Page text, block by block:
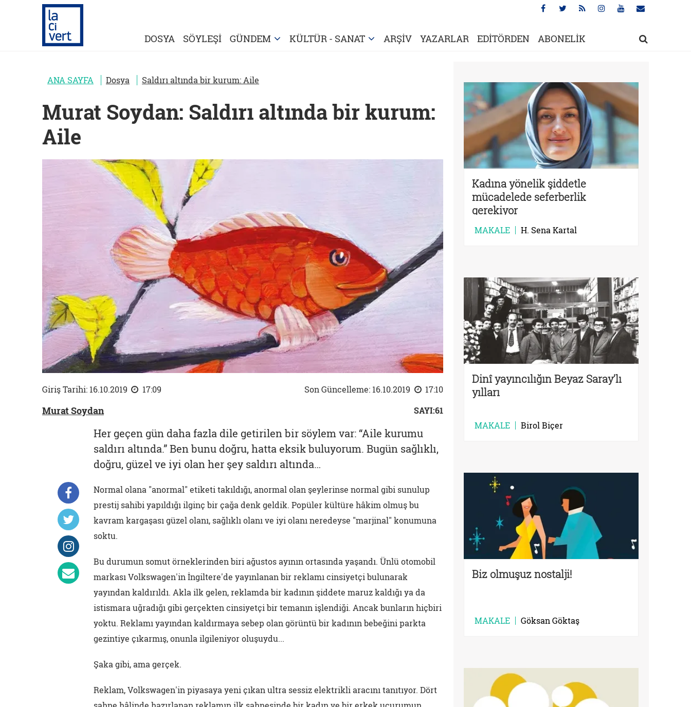
DOSYA SÖYLEŞİ GÜNDEM KÜLTÜR - SANAT ARŞİV YAZARLAR EDİTÖRDEN ABONELİK
ANA SAYFA Dosya Saldırı altında bir kurum: Aile
Murat Soydan: Saldırı altında bir kurum:
Aile
Giriş Tarihi: 16.10.2019 17:09 Son Güncelleme: 16.10.2019 17:10
Murat Soydan SAYI:61
Her geçen gün daha fazla dile getirilen bir söylem var: “Aile kurumu
saldırı altında.” Ben bunu doğru, hatta eksik buluyorum. Bugün sağlıklı,
doğru, güzel ve iyi olan her şey saldırı altında…
Normal olana "anormal" etiketi takıldığı, anormal olan şeylerinse normal gibi sunulup
prestij sahibi yapıldığı ilginç bir çağa denk geldik. Popüler kültüre hâkim olmuş bu
kavram kargaşası güzel olanı, sağlıklı olanı ve iyi olanı neredeyse "marjinal" konumuna
soktu.
Bu durumun somut örneklerinden biri ağustos ayının ortasında yaşandı. Ünlü otomobil
markası Volkswagen'in İngiltere'de yayınlanan bir reklamı cinsiyetçi bulunarak
yayından kaldırıldı. Akla ilk gelen, reklamda bir kadının şiddete maruz kaldığı ya da
istismara uğradığı gibi gerçekten cinsiyetçi bir temanın işlendiği. Ancak bunların hiçbiri
yoktu. Reklamı yayından kaldırmaya sebep olan görüntü bir kadının bebeğini parkta
gezintiye çıkarmış, onunla ilgileniyor oluşuydu...
Şaka gibi, ama gerçek.
Reklam, Volkswagen'in piyasaya yeni çıkan ultra sessiz elektrikli aracını tanıtıyor. Dört
Kadına yönelik şiddetle
mücadelede seferberlik
gerekiyor
MAKALE H. Sena Kartal
Dinî yayıncılığın Beyaz Saray’lı
yılları
MAKALE Birol Biçer
Biz olmuşuz nostalji!
MAKALE Göksan Göktaş